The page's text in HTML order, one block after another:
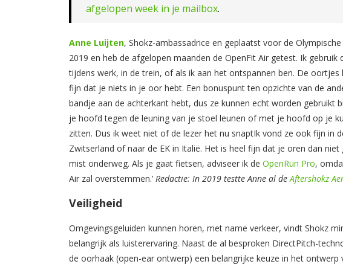
afgelopen week in je mailbox.
Anne Luijten, Shokz-ambassadrice en geplaatst voor de
2019 en heb de afgelopen maanden de OpenFit Air getest. Ik
tijdens werk, in de trein, of als ik aan het ontspannen ben. De
fijn dat je niets in je oor hebt. Een bonuspunt ten opzichte van de
bandje aan de achterkant hebt, dus ze kunnen echt worden gebruikt
je hoofd tegen de leuning van je stoel leunen of met je hoofd op je
zitten. Dus ik weet niet of de lezer het nu snaptIk vond ze ook fijn in
Zwitserland of naar de EK in Italië. Het is heel fijn dat je oren dan
mist onderweg. Als je gaat fietsen, adviseer ik de OpenRun Pro,
Air zal overstemmen.’ Redactie: In 2019 testte Anne al deAftershokz
Veiligheid
Omgevingsgeluiden kunnen horen, met name verkeer, vindt Shokz
belangrijk als luisterervaring. Naast de al besproken DirectPitch-
de oorhaak (open-ear ontwerp) een belangrijke keuze in het ontwerp